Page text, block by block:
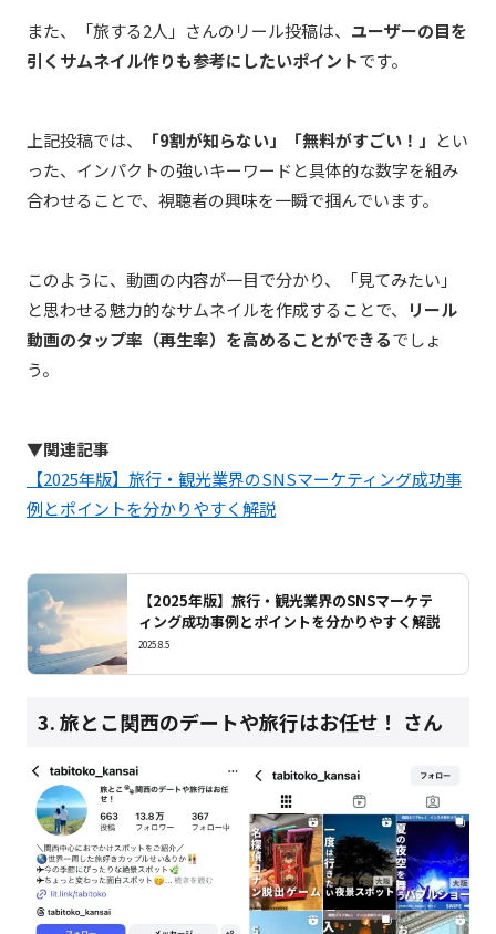
また、「旅する2人」さんのリール投稿は、 ユーザーの目を
引くサムネイル作りも参考にしたいポイントです。
上記投稿では、 「9割が知らない」「無料がすごい！」 とい
った、インパクトの強いキーワードと具体的な数字を組み
合わせることで、視聴者の興味を一瞬で掴んでいます。
このように、動画の内容が一目で分かり、「見てみたい」
と思わせる魅力的なサムネイルを作成することで、
リール
動画のタップ率（再生率）を高めることができるでしょ
う。
▼関連記事
【2025年版】旅行・観光業界のSNSマーケティング成功事
例とポイントを分かりやすく解説
【2025年版】旅行・観光業界のSNSマーケテ
ィング成功事例とポイントを分かりやすく解説
2025.8.5
3. 旅とこ関西のデートや旅行はお任せ！ さん